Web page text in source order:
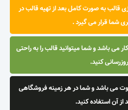
قالب به صورت کامل بعد از تهیه قالب در
شما قرار می گیرد .
می باشد و شما میتوانید قالب را به راحتی
کنید.
40 + دمو متفاوت می باشد و شما در هر زمینه فروشگاهی
از آن استفاده کنید.